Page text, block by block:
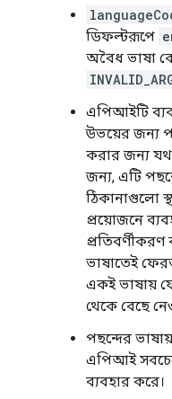
ডিফল্টরূপে
অবৈধ ভাষা
এপিআইটি
উভয়ের জন্য
করার জন্য
জন্য, এটি
ঠিকানাগুলো
প্রয়োজনে
ভাষাতেই
একই ভাষায়
থেকে বেছে
পছন্দের
এপিআই
ব্যবহার করে।